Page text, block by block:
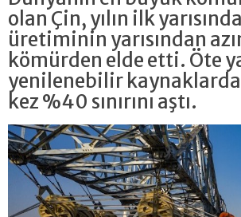
olan Çin, yılın ilk
üretiminin yarısından
kömürden elde etti. Öte
yenilenebilir
kez %40 sınırını aştı.